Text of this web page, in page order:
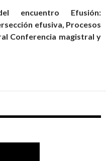
encuentro Efusión:
efusiva, Procesos
Conferencia magistral y